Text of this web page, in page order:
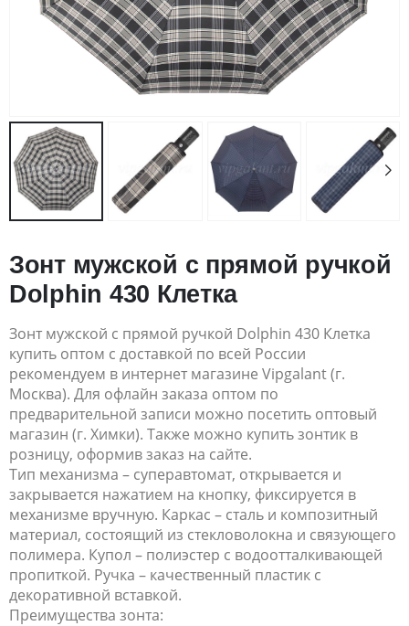
Зонт мужской с прямой ручкой
Dolphin 430 Клетка
Зонт мужской с прямой ручкой Dolphin 430 Клетка
купить оптом с доставкой по всей России
рекомендуем в интернет магазине Vipgalant (г.
Москва). Для офлайн заказа оптом по
предварительной записи можно посетить оптовый
магазин (г. Химки). Также можно купить зонтик в
розницу, оформив заказ на сайте.
Тип механизма – суперавтомат, открывается и
закрывается нажатием на кнопку, фиксируется в
механизме вручную. Каркас – сталь и композитный
материал, состоящий из стекловолокна и связующего
полимера. Купол – полиэстер с водоотталкивающей
пропиткой. Ручка – качественный пластик с
декоративной вставкой.
Преимущества зонта: